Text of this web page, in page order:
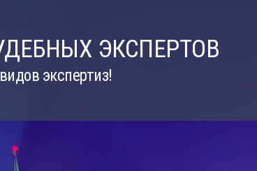
ЭКСПЕРТОВ
экспертиз!